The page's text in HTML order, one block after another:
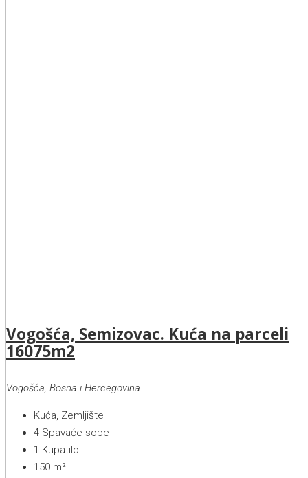
Vogošća, Semizovac. Kuća na parceli
16075m2
Vogošća, Bosna i Hercegovina
Kuća, Zemljište
4 Spavaće sobe
1 Kupatilo
150 m²